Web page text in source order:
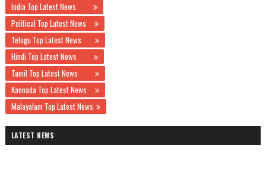
India Top Latest News
Political Top Latest News
Telugu Top Latest News
Hindi Top Latest News
Tamil Top Latest News
Kannada Top Latest News
Malayalam Top Latest News
LATEST NEWS